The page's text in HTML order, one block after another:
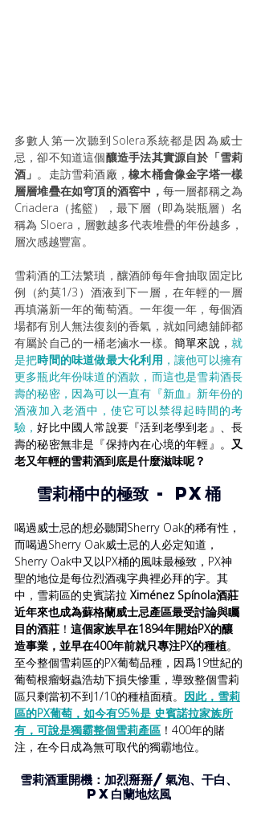
多數人第一次聽到Solera系統都是因為威士
忌，卻不知道這個釀造手法其實源自於「雪莉
酒」 。走訪雪莉酒廠，橡木桶會像金字塔一樣
層層堆疊在如穹頂的酒窖中， 每一層都稱之為
Criadera（搖籃），最下層（即為裝瓶層）名
稱為 Sloera，層數越多代表堆疊的年份越多，
層次感越豐富。
雪莉酒的工法繁瑣，釀酒師每年會抽取固定比
例（約莫1/3）酒液到下一層，在年輕的一層
再填滿新一年的葡萄酒。一年復一年，每個酒
場都有別人無法復刻的香氣，就如同總舖師都
有屬於自己的一桶老滷水一樣。 簡單來說，就
是把時間的味道做最大化利用 ，讓他可以擁有
更多瓶此年份味道的酒款，而這也是雪莉酒長
壽的秘密，因為可以一直有『新血』新年份的
酒液加入老酒中，使它可以禁得起時間的考
驗，好比中國人常說要『活到老學到老』、長
壽的秘密無非是『保持內在心境的年輕』。 又
老又年輕的雪莉酒到底是什麼滋味呢？
雪莉桶中的極致 - PX桶
喝過威士忌的想必聽聞Sherry Oak的稀有性，
而喝過Sherry Oak威士忌的人必定知道，
Sherry Oak中又以PX桶的風味最極致，PX神
聖的地位是每位烈酒魂字典裡必拜的字。其
中，雪莉區的史賓諾拉 Ximénez Spínola酒莊
近年來也成為蘇格蘭威士忌產區最受討論與矚
目的酒莊 ！ 這個家族早在1894年開始PX的釀
造事業，並早在400年前就只專注PX的種植。
至今整個雪莉區的PX葡萄品種，因爲19世紀的
葡萄根瘤蚜蟲浩劫下損失慘重，導致整個雪莉
區只剩當初不到1/10的種植面積。 因此，雪莉
區的PX葡萄，如今有95%是 史賓諾拉家族所
有，可說是獨霸整個雪莉產區 ！400年的賭
注，在今日成為無可取代的獨霸地位。
雪莉酒重開機：加烈掰掰/氣泡、干白、
PX白蘭地炫風